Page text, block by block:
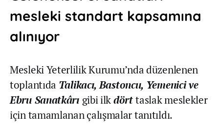
mesleki standart kapsamına
alınıyor
Mesleki Yeterlilik Kurumu’nda düzenlenen
toplantıda Talikacı, Bastoncu, Yemenici ve
Ebru Sanatkârı gibi ilkdörttaslak meslekler
için tamamlanan çalışmalar tanıtıldı.